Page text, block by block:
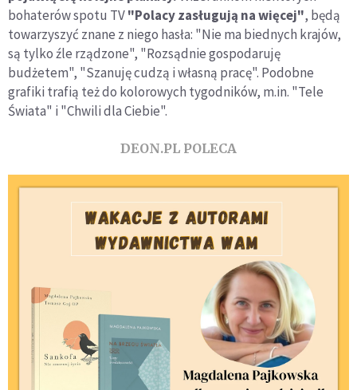
bohaterów spotu TV"Polacy zasługują na więcej", będą
towarzyszyć znane z niego hasła: "Nie ma biednych krajów,
są tylko źle rządzone", "Rozsądnie gospodaruję
budżetem", "Szanuję cudzą i własną pracę". Podobne
grafiki trafią też do kolorowych tygodników, m.in. "Tele
Świata" i "Chwili dla Ciebie".
DEON.PL POLECA